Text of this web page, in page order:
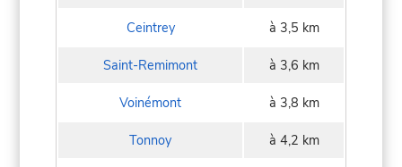
Ceintrey à 3,5 km
Saint-Remimont à 3,6 km
Voinémont à 3,8 km
Tonnoy à 4,2 km